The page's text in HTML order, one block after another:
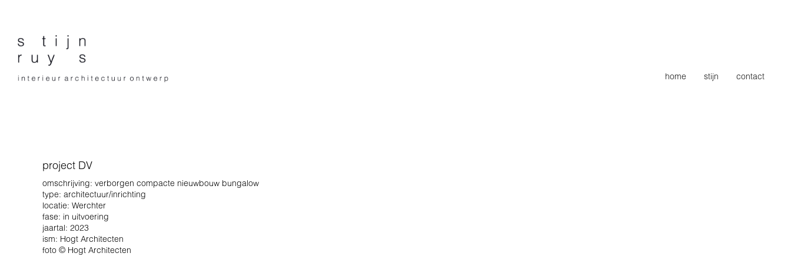
home stijn contact
project DV
omschrijving: verborgen compacte nieuwbouw bungalow
type: architectuur/inrichting
locatie: Werchter
fase: in uitvoering
jaartal: 2023
ism: Hogt Architecten
foto © Hogt Architecten